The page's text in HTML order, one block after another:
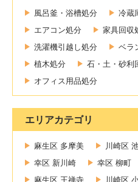
風呂釜・浴槽処分
冷蔵
エアコン処分
家具回収
洗濯機引越し処分
ベラ
植木処分
石・土・砂利
オフィス用品処分
エリアカテゴリ
麻生区 多摩美 川崎区
幸区 新川崎
幸区 柳町
麻生区 王禅寺
川崎区